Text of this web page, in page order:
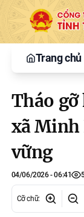
Trang chủ
Tháo
xã Minh
vững
04/06/2026 - 06:41
Cỡ chữ: